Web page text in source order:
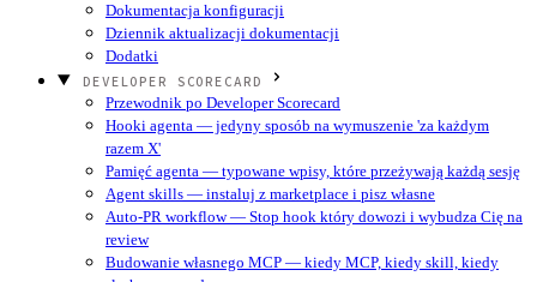
Dokumentacja konfiguracji
Dziennik aktualizacji dokumentacji
Dodatki
DEVELOPER SCORECARD
Przewodnik po Developer Scorecard
Hooki agenta — jedyny sposób na wymuszenie 'za każdym
razem X'
Pamięć agenta — typowane wpisy, które przeżywają każdą sesję
Agent skills — instaluj z marketplace i pisz własne
Auto-PR workflow — Stop hook który dowozi i wybudza Cię na
review
Budowanie własnego MCP — kiedy MCP, kiedy skill, kiedy